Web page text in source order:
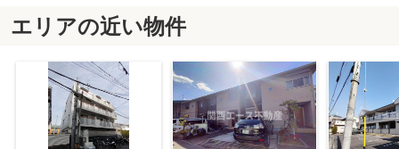
エリアの近い物件